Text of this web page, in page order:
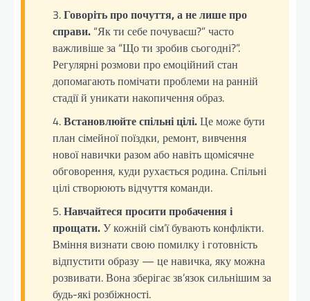
Говоріть про почуття, а не лише про
справи. “Як ти себе почуваєш?” часто
важливіше за “Що ти зробив сьогодні?”.
Регулярні розмови про емоційний стан
допомагають помічати проблеми на ранній
стадії й уникати накопичення образ.
Встановлюйте спільні цілі.Це може бути
план сімейної поїздки, ремонт, вивчення
нової навички разом або навіть щомісячне
обговорення, куди рухається родина. Спільні
цілі створюють відчуття команди.
Навчайтеся просити пробачення і
прощати.У кожній сім’ї бувають конфлікти.
Вміння визнати свою помилку і готовність
відпустити образу — це навичка, яку можна
розвивати. Вона зберігає зв’язок сильнішим за
будь-які розбіжності.